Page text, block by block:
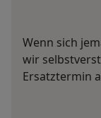
Wenn sich
wir
Ersatztermin